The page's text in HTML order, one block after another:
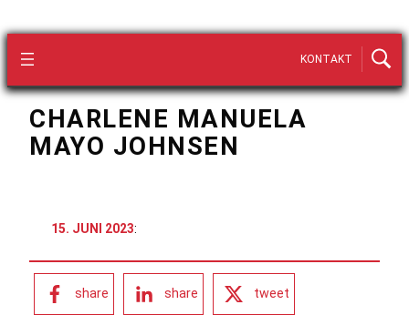
KONTAKT
CHARLENE MANUELA
MAYO JOHNSEN
15. JUNI 2023:
share share tweet